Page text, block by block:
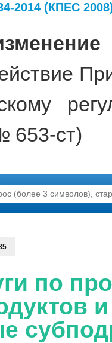
2014 (КПЕС
653-ст)
по